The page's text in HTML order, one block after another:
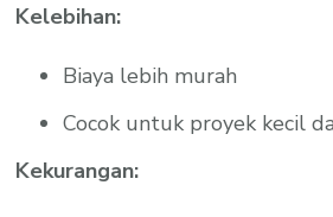
Kelebihan:
Biaya lebih murah
Cocok untuk proyek kecil
Kekurangan: